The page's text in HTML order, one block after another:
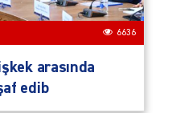
6636
arasında
edib